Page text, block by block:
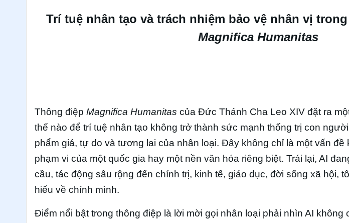
Trí tuệ nhân tạo và trách nhiệm bảo vệ nhân vị
Magnifica Humanitas
Thông điệp Magnifica Humanitas của Đức Thánh Cha Leo XIV đặt ra
thế nào để trí tuệ nhân tạo không trở thành sức mạnh thống trị con
phẩm giá, tự do và tương lai của nhân loại. Đây không chỉ là một vấn đề
phạm vi của một quốc gia hay một nền văn hóa riêng biệt. Trái lại, AI
cầu, tác động sâu rộng đến chính trị, kinh tế, giáo dục, đời sống xã hội,
hiểu về chính mình.
Điểm nổi bật trong thông điệp là lời mời gọi nhân loại phải nhìn AI không